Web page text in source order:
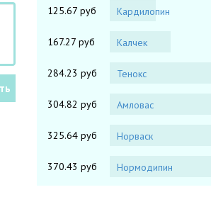
125.67 руб Кардилопин
167.27 руб Калчек
284.23 руб Тенокс
304.82 руб Амловас
325.64 руб Норваск
370.43 руб Нормодипин